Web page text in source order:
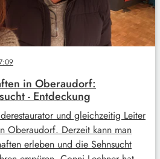
in Oberaudorf:
- Entdeckung
und gleichzeitig Leiter
Oberaudorf. Derzeit kann man
erleben und die Sehnsucht